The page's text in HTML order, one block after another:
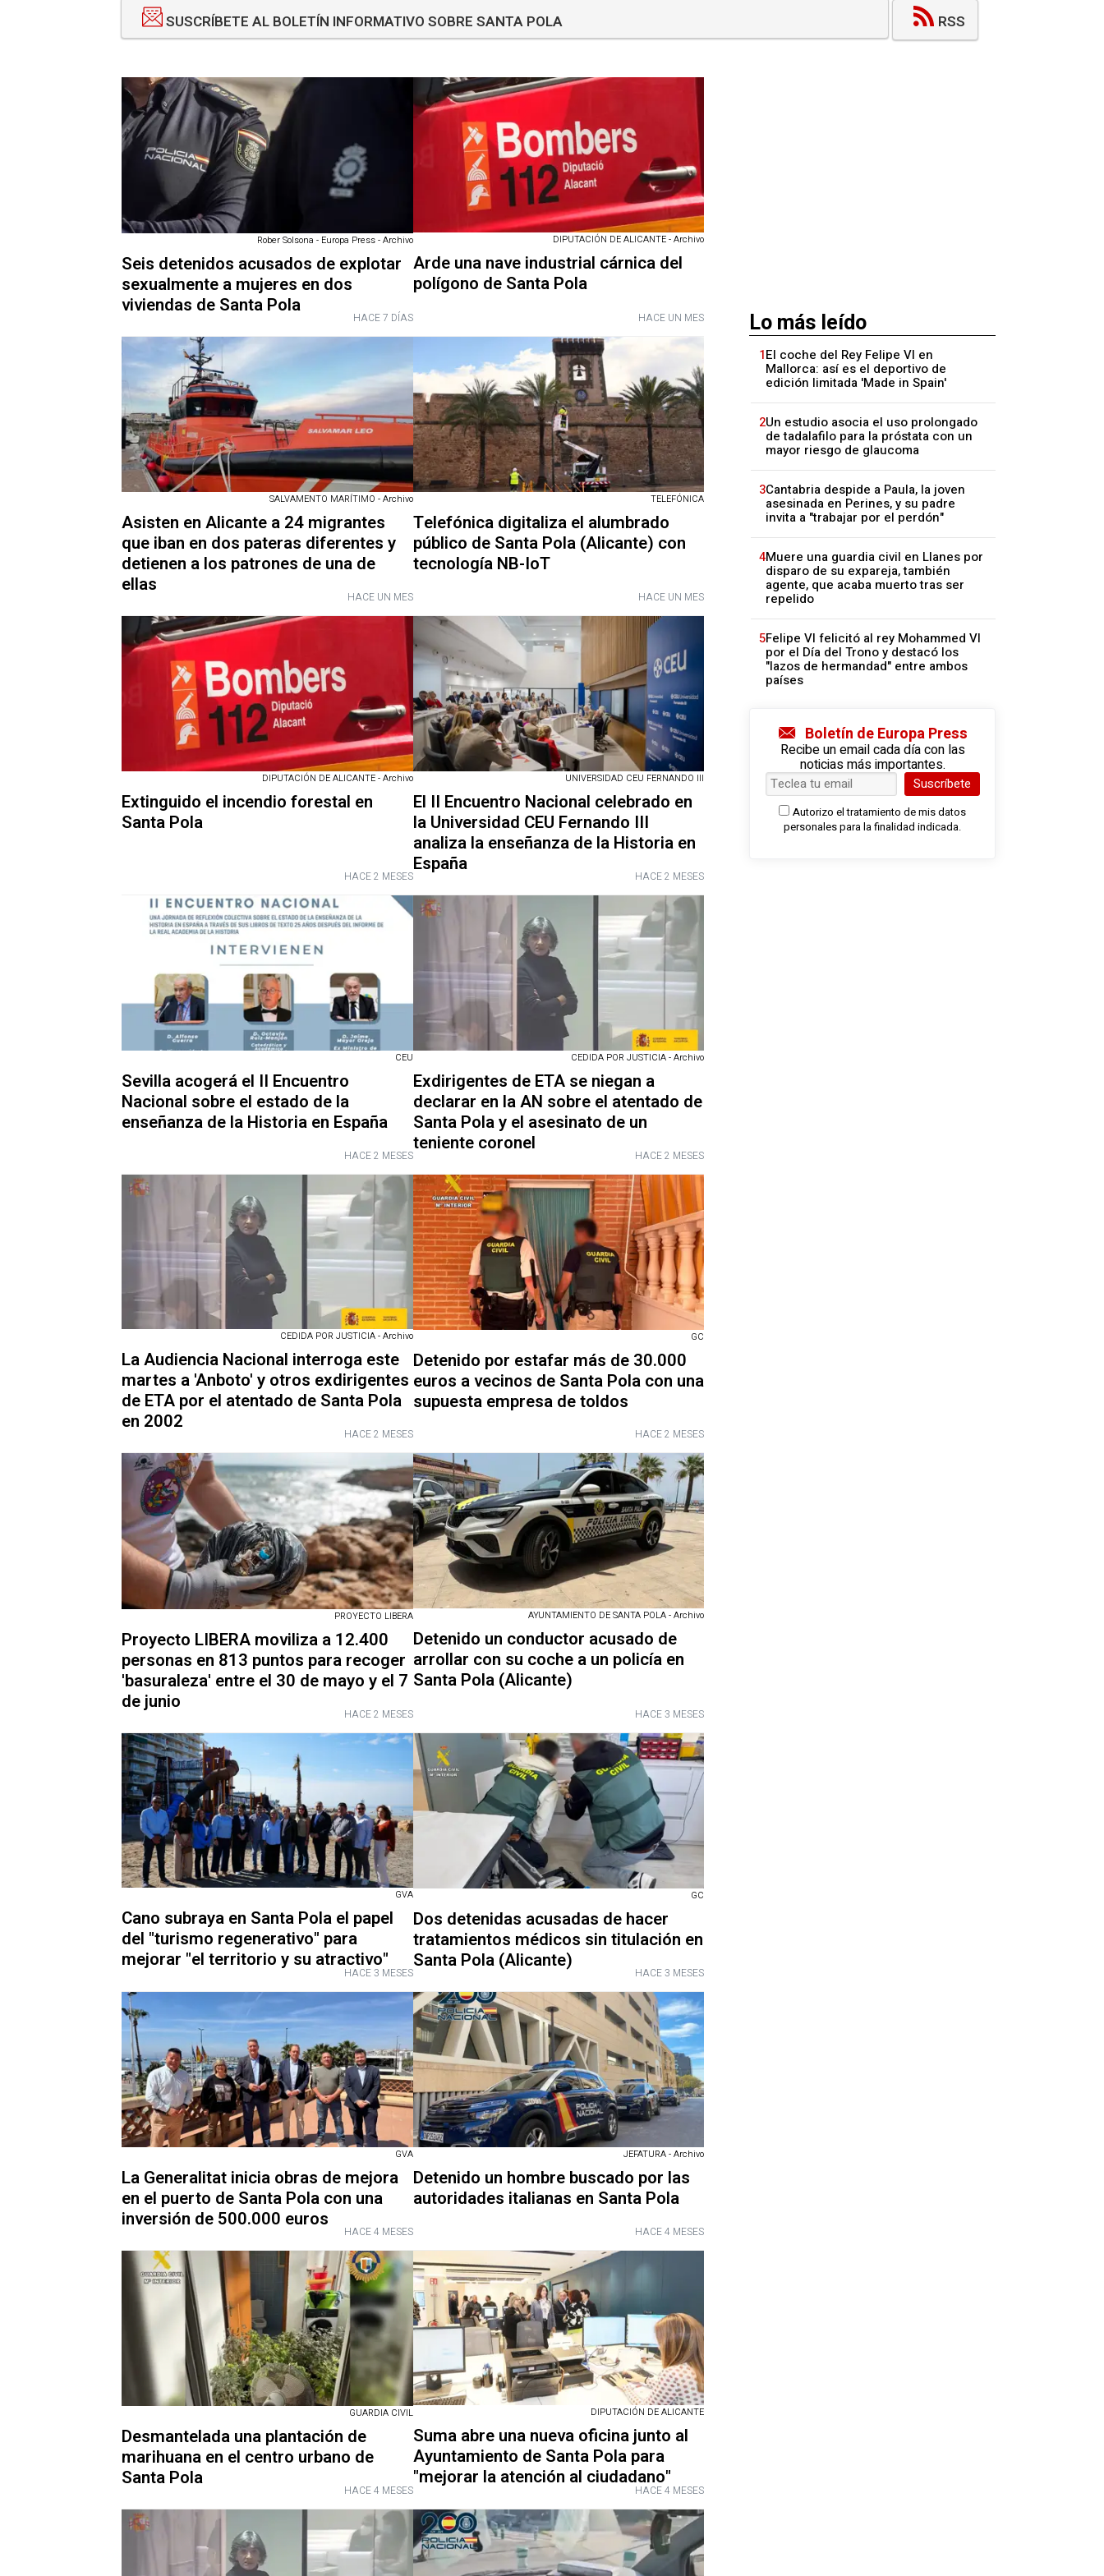
SUSCRÍBETE AL BOLETÍN INFORMATIVO SOBRE SANTA POLA RSS
Rober Solsona - Europa Press - Archivo
Seis detenidos acusados de explotar
sexualmente a mujeres en dos
viviendas de Santa Pola
HACE 7 DÍAS
DIPUTACIÓN DE ALICANTE - Archivo
Arde una nave industrial cárnica del
polígono de Santa Pola
HACE UN MES
SALVAMENTO MARÍTIMO - Archivo
Asisten en Alicante a 24 migrantes
que iban en dos pateras diferentes y
detienen a los patrones de una de
ellas
HACE UN MES
TELEFÓNICA
Telefónica digitaliza el alumbrado
público de Santa Pola (Alicante) con
tecnología NB-IoT
HACE UN MES
DIPUTACIÓN DE ALICANTE - Archivo
Extinguido el incendio forestal en
Santa Pola
HACE 2 MESES
UNIVERSIDAD CEU FERNANDO III
El II Encuentro Nacional celebrado en
la Universidad CEU Fernando III
analiza la enseñanza de la Historia en
España
HACE 2 MESES
CEU
Sevilla acogerá el II Encuentro
Nacional sobre el estado de la
enseñanza de la Historia en España
HACE 2 MESES
CEDIDA POR JUSTICIA - Archivo
Exdirigentes de ETA se niegan a
declarar en la AN sobre el atentado de
Santa Pola y el asesinato de un
teniente coronel
HACE 2 MESES
CEDIDA POR JUSTICIA - Archivo
La Audiencia Nacional interroga este
martes a 'Anboto' y otros exdirigentes
de ETA por el atentado de Santa Pola
en 2002
HACE 2 MESES
GC
Detenido por estafar más de 30.000
euros a vecinos de Santa Pola con una
supuesta empresa de toldos
HACE 2 MESES
PROYECTO LIBERA
Proyecto LIBERA moviliza a 12.400
personas en 813 puntos para recoger
'basuraleza' entre el 30 de mayo y el 7
de junio
HACE 2 MESES
AYUNTAMIENTO DE SANTA POLA - Archivo
Detenido un conductor acusado de
arrollar con su coche a un policía en
Santa Pola (Alicante)
HACE 3 MESES
GVA
Cano subraya en Santa Pola el papel
del "turismo regenerativo" para
mejorar "el territorio y su atractivo"
HACE 3 MESES
GC
Dos detenidas acusadas de hacer
tratamientos médicos sin titulación en
Santa Pola (Alicante)
HACE 3 MESES
GVA
La Generalitat inicia obras de mejora
en el puerto de Santa Pola con una
inversión de 500.000 euros
HACE 4 MESES
JEFATURA - Archivo
Detenido un hombre buscado por las
autoridades italianas en Santa Pola
HACE 4 MESES
GUARDIA CIVIL
Desmantelada una plantación de
marihuana en el centro urbano de
Santa Pola
HACE 4 MESES
DIPUTACIÓN DE ALICANTE
Suma abre una nueva oficina junto al
Ayuntamiento de Santa Pola para
"mejorar la atención al ciudadano"
HACE 4 MESES
Lo más leído
1El coche del Rey Felipe VI en
Mallorca: así es el deportivo de
edición limitada 'Made in Spain'
2Un estudio asocia el uso prolongado
de tadalafilo para la próstata con un
mayor riesgo de glaucoma
3Cantabria despide a Paula, la joven
asesinada en Perines, y su padre
invita a "trabajar por el perdón"
4Muere una guardia civil en Llanes por
disparo de su expareja, también
agente, que acaba muerto tras ser
repelido
5Felipe VI felicitó al rey Mohammed VI
por el Día del Trono y destacó los
"lazos de hermandad" entre ambos
países
Boletín de Europa Press
Recibe un email cada día con las
noticias más importantes.
Suscríbete
Autorizo el tratamiento de mis datos
personales para la finalidad indicada.